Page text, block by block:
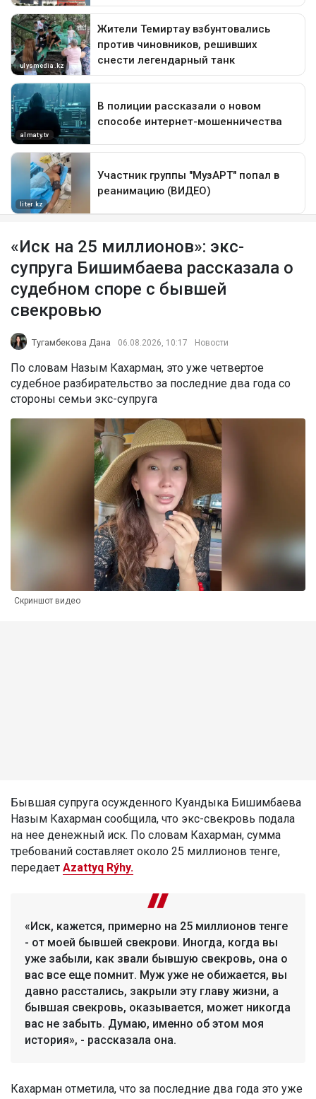
«Иск на 25 миллионов»: экс-
супруга Бишимбаева рассказала о
судебном споре с бывшей
свекровью
Тугамбекова Дана 06.08.2026, 10:17 Новости
По словам Назым Кахарман, это уже четвертое
судебное разбирательство за последние два года со
стороны семьи экс-супруга
Скриншот видео
Бывшая супруга осужденного Куандыка Бишимбаева
Назым Кахарман сообщила, что экс-свекровь подала
на нее денежный иск. По словам Кахарман, сумма
требований составляет около 25 миллионов тенге,
передает Azattyq Rýhy.
«Иск, кажется, примерно на 25 миллионов тенге
- от моей бывшей свекрови. Иногда, когда вы
уже забыли, как звали бывшую свекровь, она о
вас все еще помнит. Муж уже не обижается, вы
давно расстались, закрыли эту главу жизни, а
бывшая свекровь, оказывается, может никогда
вас не забыть. Думаю, именно об этом моя
история», - рассказала она.
Кахарман отметила, что за последние два года это уже